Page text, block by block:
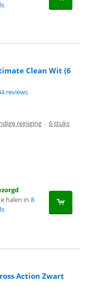
Clean Wit (6
reviews.
reviews
reiniging | 6 stuks
halen in 8
Action Zwart